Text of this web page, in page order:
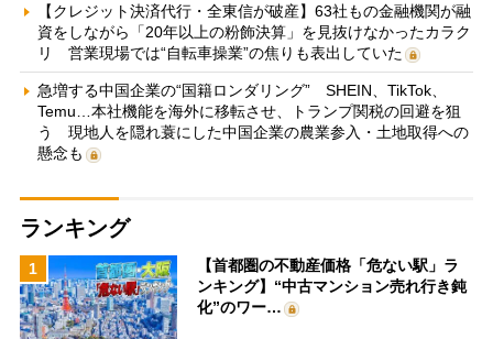
【クレジット決済代行・全東信が破産】63社もの金融機関が融
資をしながら「20年以上の粉飾決算」を見抜けなかったカラク
リ 営業現場では“自転車操業”の焦りも表出していた
急増する中国企業の“国籍ロンダリング” SHEIN、TikTok、
Temu…本社機能を海外に移転させ、トランプ関税の回避を狙
う 現地人を隠れ蓑にした中国企業の農業参入・土地取得への
懸念も
ランキング
1
【首都圏の不動産価格「危ない駅」ラ
ンキング】“中古マンション売れ行き鈍
化”のワー…